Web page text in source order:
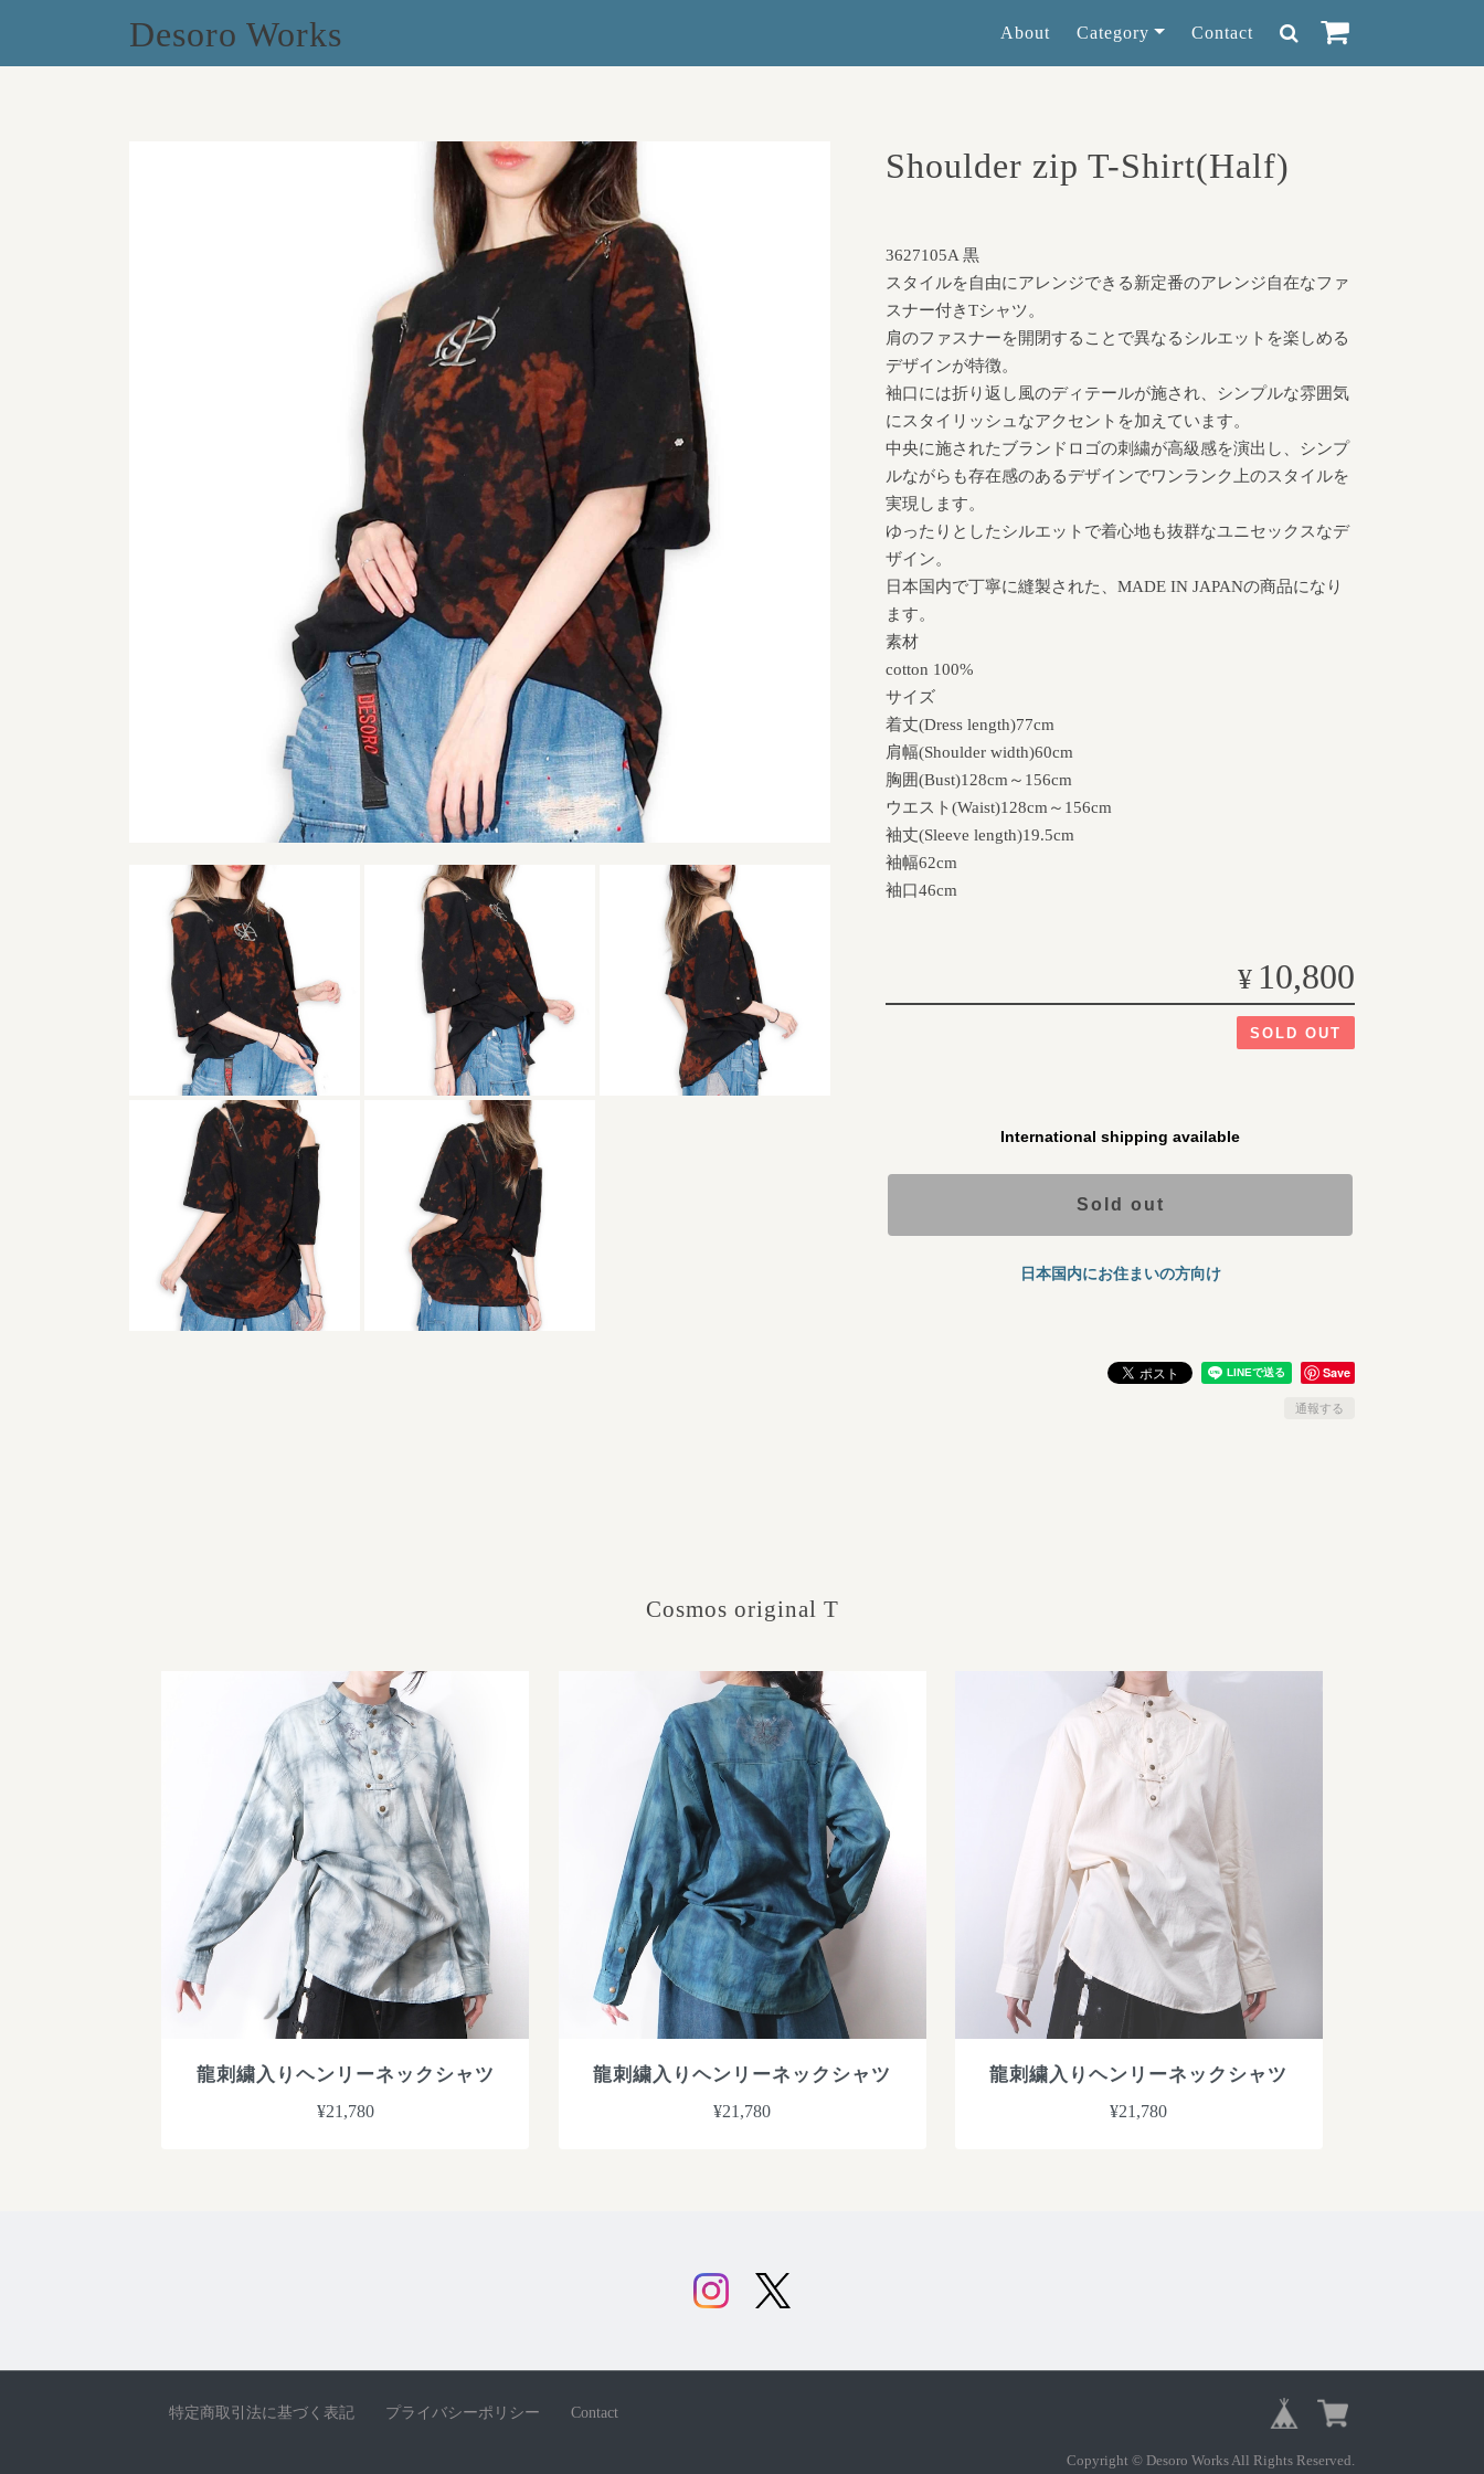
Desoro Works About Category Contact
Shoulder zip T-Shirt(Half)
3627105A 黒
スタイルを自由にアレンジできる新定番のアレンジ自在なファ
スナー付きTシャツ。
肩のファスナーを開閉することで異なるシルエットを楽しめる
デザインが特徴。
袖口には折り返し風のディテールが施され、シンプルな雰囲気
にスタイリッシュなアクセントを加えています。
中央に施されたブランドロゴの刺繍が高級感を演出し、シンプ
ルながらも存在感のあるデザインでワンランク上のスタイルを
実現します。
ゆったりとしたシルエットで着心地も抜群なユニセックスなデ
ザイン。
日本国内で丁寧に縫製された、MADE IN JAPANの商品になり
ます。
素材
cotton 100%
サイズ
着丈(Dress length)77cm
肩幅(Shoulder width)60cm
胸囲(Bust)128cm～156cm
ウエスト(Waist)128cm～156cm
袖丈(Sleeve length)19.5cm
袖幅62cm
袖口46cm
¥ 10,800
SOLD OUT
International shipping available
Sold out
日本国内にお住まいの方向け
Save
通報する
Cosmos original T
龍刺繍入りヘンリーネックシャツ
¥21,780
龍刺繍入りヘンリーネックシャツ
¥21,780
龍刺繍入りヘンリーネックシャツ
¥21,780
特定商取引法に基づく表記 プライバシーポリシー Contact
Copyright © Desoro Works All Rights Reserved.